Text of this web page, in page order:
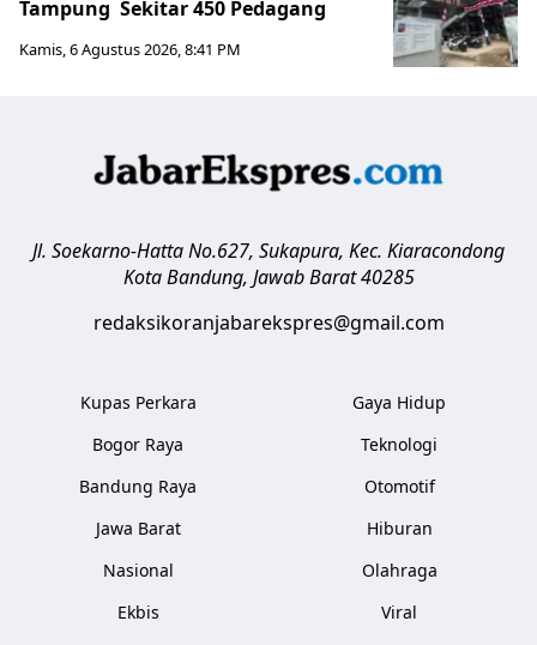
Tampung Sekitar 450 Pedagang
Kamis, 6 Agustus 2026, 8:41 PM
Jl. Soekarno-Hatta No.627, Sukapura, Kec. Kiaracondong
Kota Bandung, Jawab Barat 40285
redaksikoranjabarekspres@gmail.com
Kupas Perkara
Bogor Raya
Bandung Raya
Jawa Barat
Nasional
Ekbis
Gaya Hidup
Teknologi
Otomotif
Hiburan
Olahraga
Viral